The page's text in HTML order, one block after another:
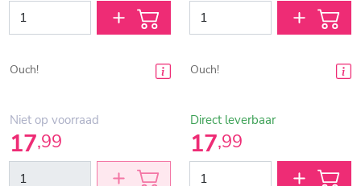
Ouch!
17,99
Niet op voorraad
Ouch!
17,99
Direct leverbaar